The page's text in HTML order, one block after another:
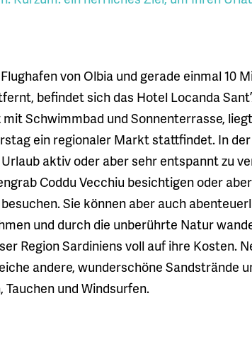
von Olbia und gerade einmal 10
befindet sich das Hotel Locanda
Schwimmbad und Sonnenterrasse,
ein regionaler Markt stattfindet. In
aktiv oder aber sehr entspannt zu
Coddu Vecchiu besichtigen oder
Sie können aber auch
und durch die unberührte Natur
Region Sardiniens voll auf ihre Kosten.
andere, wunderschöne Sandstrände
und Windsurfen.